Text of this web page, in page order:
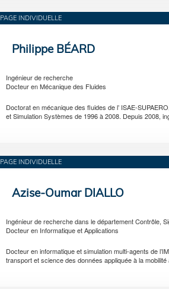
PAGE INDIVIDUELLE
Philippe BÉARD
Ingénieur de recherche
Docteur en Mécanique des Fluides
Doctorat en mécanique des fluides de l’ ISAE-
et Simulation Systèmes de 1996 à 2008. Depuis 2008,
PAGE INDIVIDUELLE
Azise-Oumar DIALLO
Ingénieur de recherche dans le département Contrôle,
Docteur en Informatique et Applications
Docteur en informatique et simulation multi-agents de
transport et science des données appliquée à la mobilité